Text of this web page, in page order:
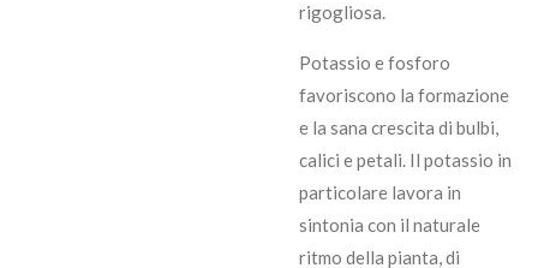
rigogliosa.
Potassio e fosforo
favoriscono la formazione
e la sana crescita di bulbi,
calici e petali. Il potassio in
particolare lavora in
sintonia con il naturale
ritmo della pianta, di